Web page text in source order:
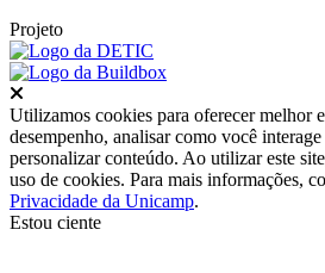
Projeto
Utilizamos cookies para oferecer melhor
desempenho, analisar como você
personalizar conteúdo. Ao utilizar este
uso de cookies. Para mais informações,
Privacidade da Unicamp.
Estou ciente